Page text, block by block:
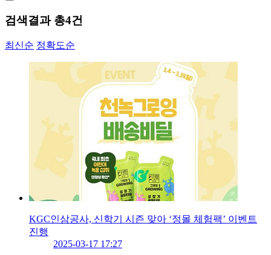
검색결과 총4건
최신순 정확도순
KGC인삼공사, 신학기 시즌 맞아 ‘정몰 체험팩’ 이벤트
진행
2025-03-17 17:27